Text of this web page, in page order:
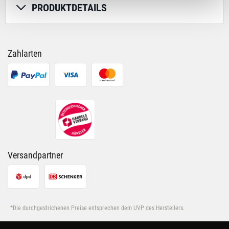
für soziale Medien, Werbung und Analysen weiter.
Unsere Partner führen diese Informationen
ihnen bereitgestellt hast oder die sie im Rahmen Deiner
Nutzung der Dienste gesammelt haben.
PRODUKTDETAILS
Zahlarten
Versandpartner
*Die durchgestrichenen Preise entsprechen dem UVP des Herstellers.